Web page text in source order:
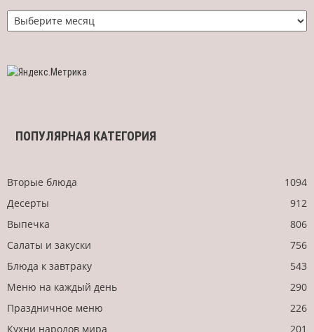
Найти
рецепт
ПОПУЛЯРНАЯ КАТЕГОРИЯ
Вторые блюда
1094
Десерты
912
Выпечка
806
Салаты и закуски
756
Блюда к завтраку
543
Меню на каждый день
290
Праздничное меню
226
Кухни народов мира
201